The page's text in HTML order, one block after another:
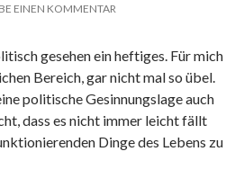
EINEN KOMMENTAR
gesehen ein heftiges. Für mich
Bereich, gar nicht mal so übel.
politische Gesinnungslage auch
dass es nicht immer leicht fällt
Dinge des Lebens zu